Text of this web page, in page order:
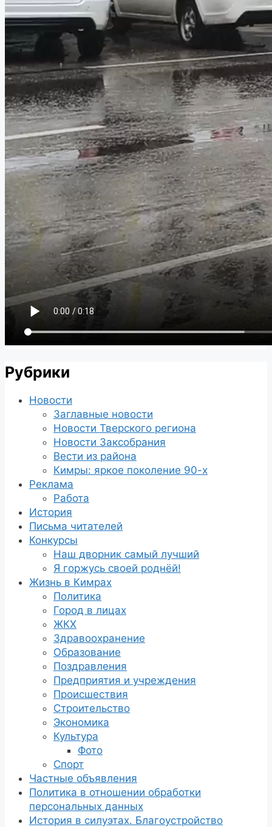
Рубрики
Новости
Заглавные новости
Новости Тверского региона
Новости Заксобрания
Вести из района
Кимры: яркое поколение 90-х
Реклама
Работа
История
Письма читателей
Конкурсы
Наш дворник самый лучший
Я горжусь своей роднёй!
Жизнь в Кимрах
Политика
Город в лицах
ЖКХ
Здравоохранение
Образование
Поздравления
Предприятия и учреждения
Происшествия
Строительство
Экономика
Культура
Фото
Спорт
Частные объявления
Политика в отношении обработки
персональных данных
История в силуэтах. Благоустройство